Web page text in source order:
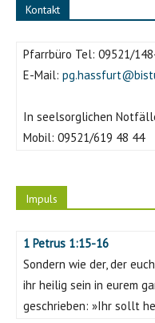
Kontakt
Pfarrbüro Tel: 09521/
E-Mail:
In seelsorglichen
Mobil: 09521/619 48 44
Impuls
1 Petrus 1:15-16
Sondern wie der, der
ihr heilig sein in eurem
geschrieben: »Ihr sollt